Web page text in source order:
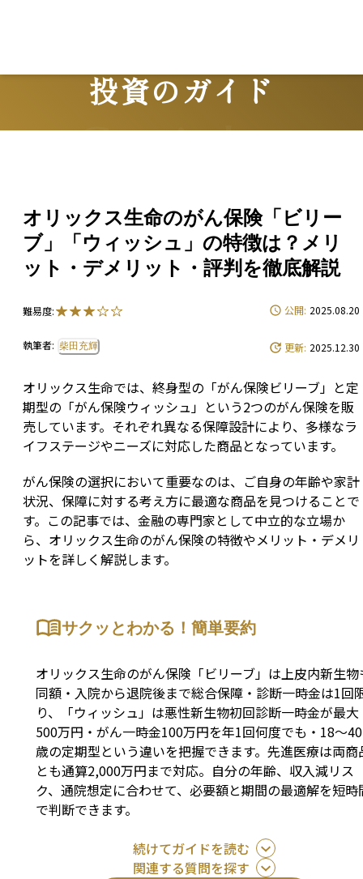
投資のガイド
Guide
オリックス生命のがん保険「ビリー
ブ」「ウィッシュ」の特徴は？メリ
ット・デメリット・評判を徹底解説
難易度:
執筆者: 柴田充輝
公開: 2025.08.20
更新: 2025.12.30
オリックス生命では、終身型の「がん保険ビリーブ」と定
期型の「がん保険ウィッシュ」という2つのがん保険を販
売しています。それぞれ異なる保障設計により、多様なラ
イフステージやニーズに対応した商品となっています。
がん保険の選択において重要なのは、ご自身の年齢や家計
状況、保障に対する考え方に最適な商品を見つけることで
す。この記事では、金融の専門家として中立的な立場か
ら、オリックス生命のがん保険の特徴やメリット・デメリ
ットを詳しく解説します。
サクッとわかる！簡単要約
オリックス生命のがん保険「ビリーブ」は上皮内新生物
同額・入院から退院後まで総合保障・診断一時金は1回
り、「ウィッシュ」は悪性新生物初回診断一時金が最大
500万円・がん一時金100万円を年1回何度でも・18〜40
歳の定期型という違いを把握できます。先進医療は両商
とも通算2,000万円まで対応。自分の年齢、収入減リス
ク、通院想定に合わせて、必要額と期間の最適解を短時
で判断できます。
続けてガイドを読む
関連する質問を探す